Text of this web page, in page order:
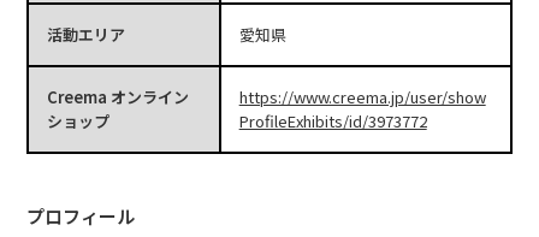
活動エリア 愛知県
Creema オンライン
ショップ
https://www.creema.jp/user/show
ProfileExhibits/id/3973772
プロフィール